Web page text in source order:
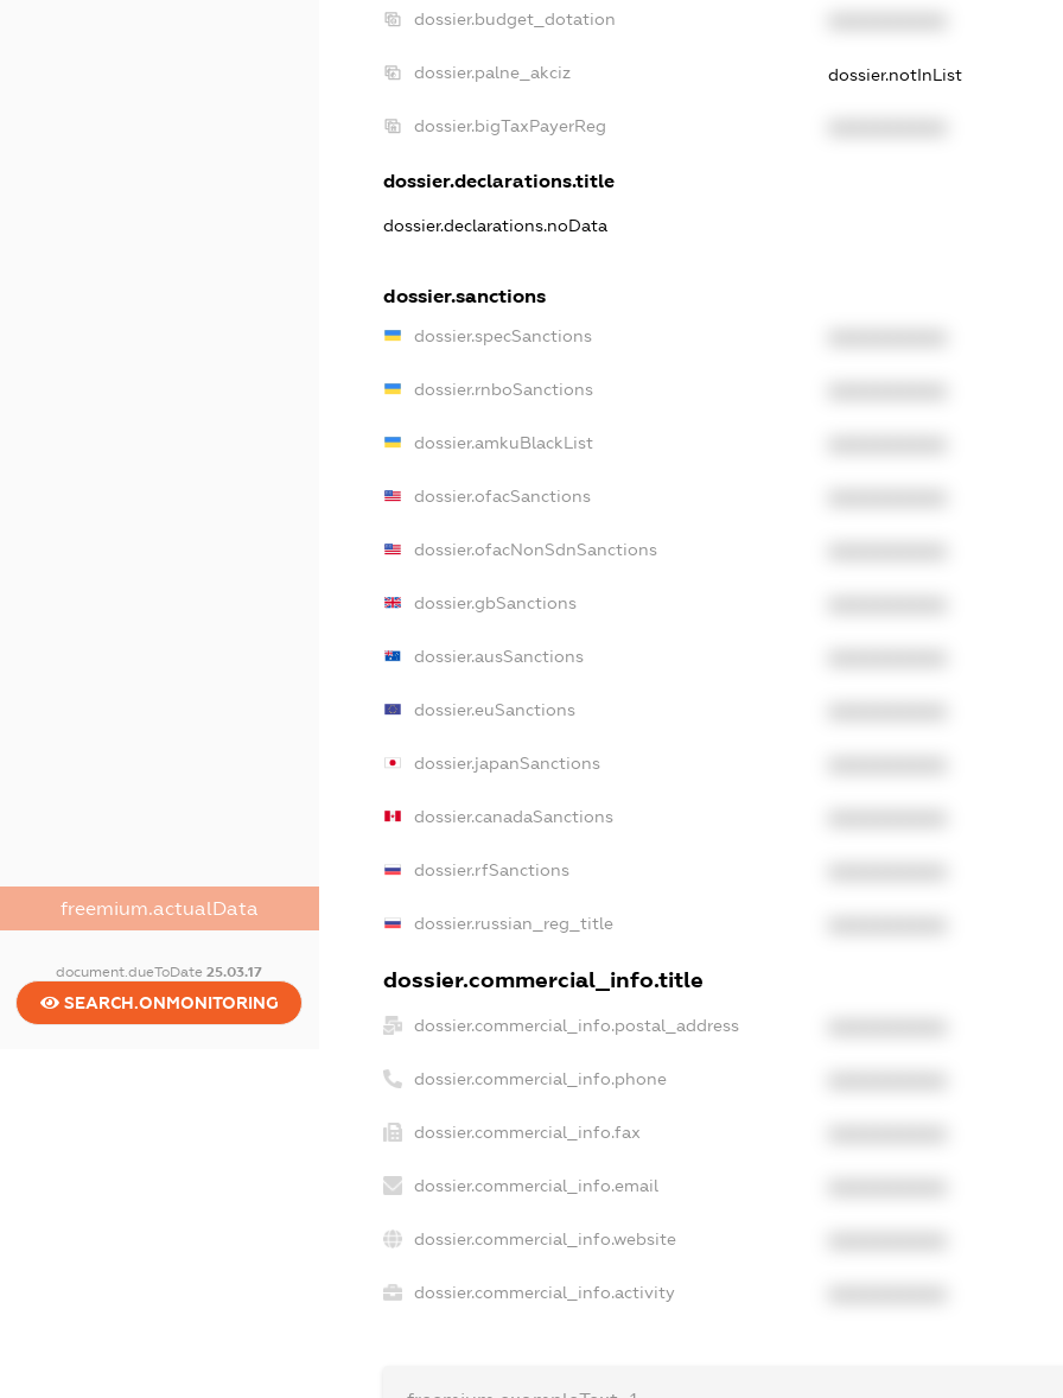
freemium.actualData
document.dueToDate25.03.17
SEARCH.ONMONITORING
dossier.budget_dotation
dossier.palne_akciz dossier.notInList
dossier.bigTaxPayerReg
dossier.declarations.title
dossier.declarations.noData
dossier.sanctions
dossier.specSanctions
dossier.rnboSanctions
dossier.amkuBlackList
dossier.ofacSanctions
dossier.ofacNonSdnSanctions
dossier.gbSanctions
dossier.ausSanctions
dossier.euSanctions
dossier.japanSanctions
dossier.canadaSanctions
dossier.rfSanctions
dossier.russian_reg_title
dossier.commercial_info.title
dossier.commercial_info.postal_address
dossier.commercial_info.phone
dossier.commercial_info.fax
dossier.commercial_info.email
dossier.commercial_info.website
dossier.commercial_info.activity